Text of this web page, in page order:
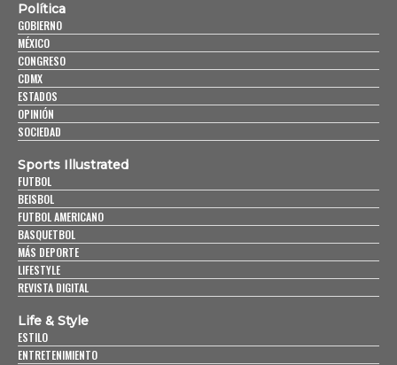
Política
GOBIERNO
MÉXICO
CONGRESO
CDMX
ESTADOS
OPINIÓN
SOCIEDAD
Sports Illustrated
FUTBOL
BEISBOL
FUTBOL AMERICANO
BASQUETBOL
MÁS DEPORTE
LIFESTYLE
REVISTA DIGITAL
Life & Style
ESTILO
ENTRETENIMIENTO